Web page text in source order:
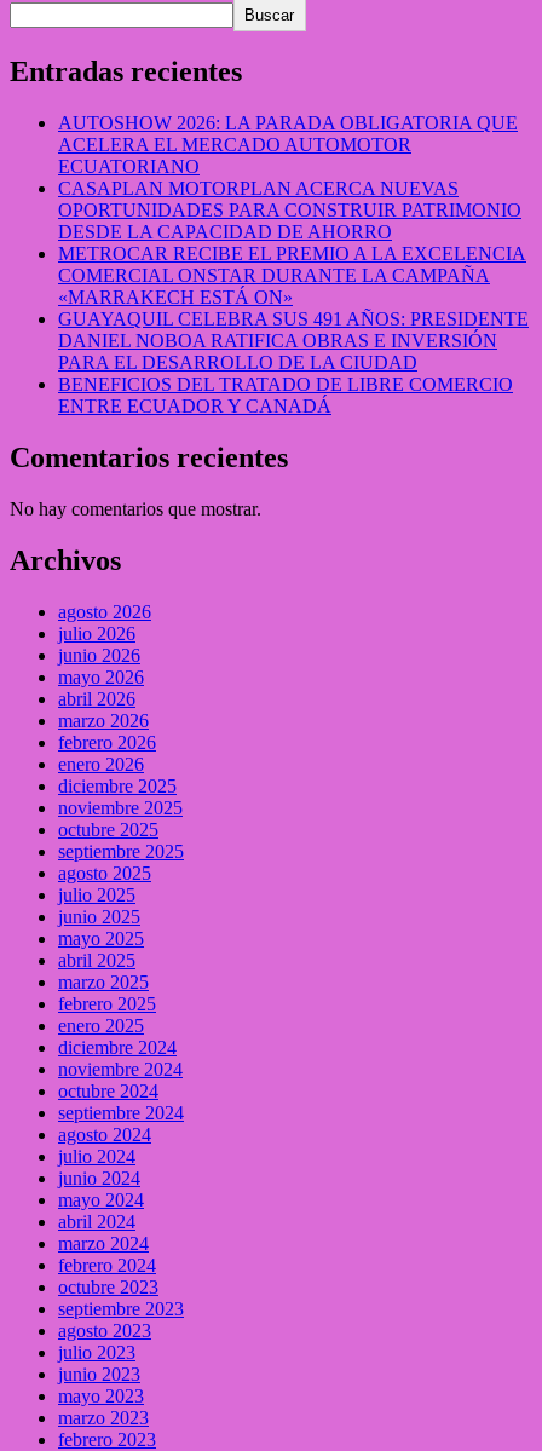
Buscar
Entradas recientes
AUTOSHOW 2026: LA PARADA OBLIGATORIA QUE
ACELERA EL MERCADO AUTOMOTOR
ECUATORIANO
CASAPLAN MOTORPLAN ACERCA NUEVAS
OPORTUNIDADES PARA CONSTRUIR PATRIMONIO
DESDE LA CAPACIDAD DE AHORRO
METROCAR RECIBE EL PREMIO A LA EXCELENCIA
COMERCIAL ONSTAR DURANTE LA CAMPAÑA
«MARRAKECH ESTÁ ON»
GUAYAQUIL CELEBRA SUS 491 AÑOS: PRESIDENTE
DANIEL NOBOA RATIFICA OBRAS E INVERSIÓN
PARA EL DESARROLLO DE LA CIUDAD
BENEFICIOS DEL TRATADO DE LIBRE COMERCIO
ENTRE ECUADOR Y CANADÁ
Comentarios recientes
No hay comentarios que mostrar.
Archivos
agosto 2026
julio 2026
junio 2026
mayo 2026
abril 2026
marzo 2026
febrero 2026
enero 2026
diciembre 2025
noviembre 2025
octubre 2025
septiembre 2025
agosto 2025
julio 2025
junio 2025
mayo 2025
abril 2025
marzo 2025
febrero 2025
enero 2025
diciembre 2024
noviembre 2024
octubre 2024
septiembre 2024
agosto 2024
julio 2024
junio 2024
mayo 2024
abril 2024
marzo 2024
febrero 2024
octubre 2023
septiembre 2023
agosto 2023
julio 2023
junio 2023
mayo 2023
marzo 2023
febrero 2023